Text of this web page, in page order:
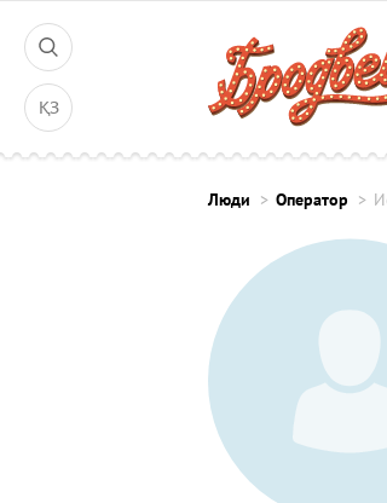
ҚЗ
Люди Оператор